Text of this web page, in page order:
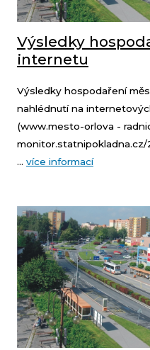
Výsledky
internetu
Výsledky hospodaření
nahlédnutí na
(www.mesto-orlova -
monitor.statnipokladna.cz/
... více informací